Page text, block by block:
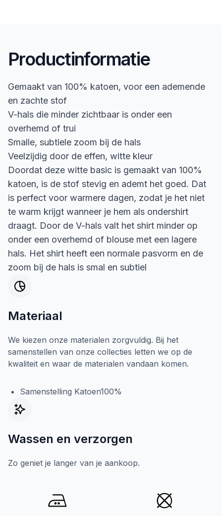
Productinformatie
Gemaakt van 100% katoen, voor een ademende
en zachte stof
V-hals die minder zichtbaar is onder een
overhemd of trui
Smalle, subtiele zoom bij de hals
Veelzijdig door de effen, witte kleur
Doordat deze witte basic is gemaakt van 100%
katoen, is de stof stevig en ademt het goed. Dat
is perfect voor warmere dagen, zodat je het niet
te warm krijgt wanneer je hem als ondershirt
draagt. Door de V-hals valt het shirt minder op
onder een overhemd of blouse met een lagere
hals. Het shirt heeft een normale pasvorm en de
zoom bij de hals is smal en subtiel
Materiaal
We kiezen onze materialen zorgvuldig. Bij het
samenstellen van onze collecties letten we op de
kwaliteit en waar de materialen vandaan komen.
Samenstelling Katoen100%
Wassen en verzorgen
Zo geniet je langer van je aankoop.